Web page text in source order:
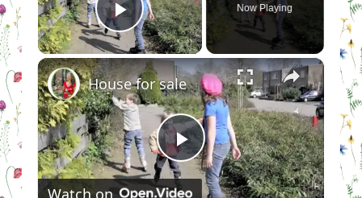
Play Video
Now Playing
×
Play
House for sale
Watch on